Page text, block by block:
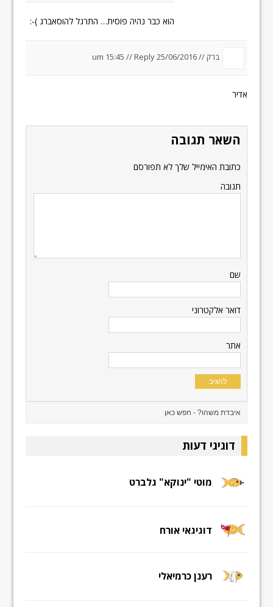
הוא כבר נהיה פוסית… התרגל להוסאברג )-:
ברק //25/06/2016 um 15:45
//Reply
אדיר
השאר תגובה
כתובת האימייל שלך לא תפורסם
תגובה
שם
דואר אלקטרוני
אתר
דוגיגי דעות
מוטי "ינוקא" גלברט
דוגיגאי אורח
רענן כרמיאלי